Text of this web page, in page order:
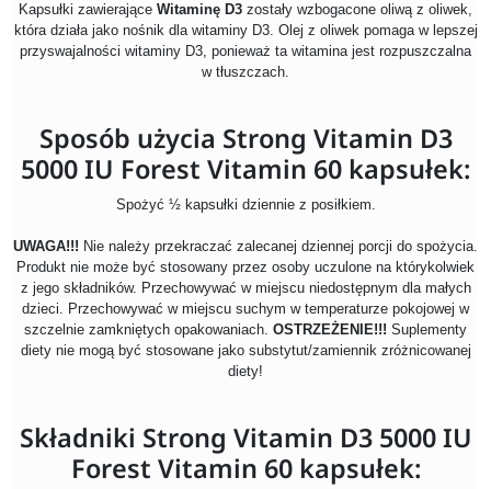
Kapsułki zawierające Witaminę D3 zostały wzbogacone oliwą z oliwek,
która działa jako nośnik dla witaminy D3. Olej z oliwek pomaga w lepszej
przyswajalności witaminy D3, ponieważ ta witamina jest rozpuszczalna
w tłuszczach.
Sposób użycia Strong Vitamin D3
5000 IU Forest Vitamin 60 kapsułek:
Spożyć ½ kapsułki dziennie z posiłkiem.
UWAGA!!! Nie należy przekraczać zalecanej dziennej porcji do spożycia.
Produkt nie może być stosowany przez osoby uczulone na którykolwiek
z jego składników. Przechowywać w miejscu niedostępnym dla małych
dzieci. Przechowywać w miejscu suchym w temperaturze pokojowej w
szczelnie zamkniętych opakowaniach. OSTRZEŻENIE!!! Suplementy
diety nie mogą być stosowane jako substytut/zamiennik zróżnicowanej
diety!
Składniki Strong Vitamin D3 5000 IU
Forest Vitamin 60 kapsułek: